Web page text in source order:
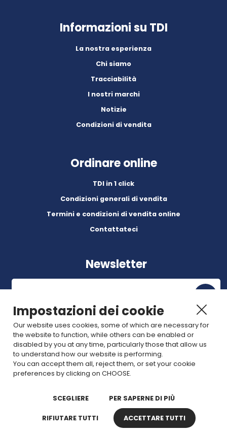
Informazioni su TDI
La nostra esperienza
Chi siamo
Tracciabilità
I nostri marchi
Notizie
Condizioni di vendita
Ordinare online
TDI in 1 click
Condizioni generali di vendita
Termini e condizioni di vendita online
Contattateci
Newsletter
Abonnez-vous à nos dernières nouvelles et articles.
Join us
Copyright © 2025 TDI. Tutti i diritti riservati.
Impostazioni dei cookie
Our website uses cookies, some of which are necessary for
the website to function, while others can be enabled or
disabled by you at any time, particularly those that allow us
to understand how our website is performing.
You can accept them all, reject them, or set your cookie
preferences by clicking on CHOOSE.
SCEGLIERE PER SAPERNE DI PIÙ
RIFIUTARE TUTTI ACCETTARE TUTTI